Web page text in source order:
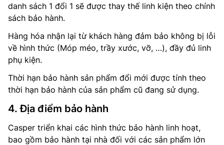
danh sách 1 đổi 1 sẽ được thay thế linh kiện theo chính
sách bảo hành.
Hàng hóa nhận lại từ khách hàng đảm bảo không bị lỗi
về hình thức (Móp méo, trầy xước, vỡ, …), đầy đủ linh
phụ kiện.
Thời hạn bảo hành sản phẩm đổi mới được tính theo
thời hạn bảo hành của sản phẩm cũ đang sử dụng.
4. Địa điểm bảo hành
Casper triển khai các hình thức bảo hành linh hoạt,
bao gồm bảo hành tại nhà đối với các sản phẩm lớn